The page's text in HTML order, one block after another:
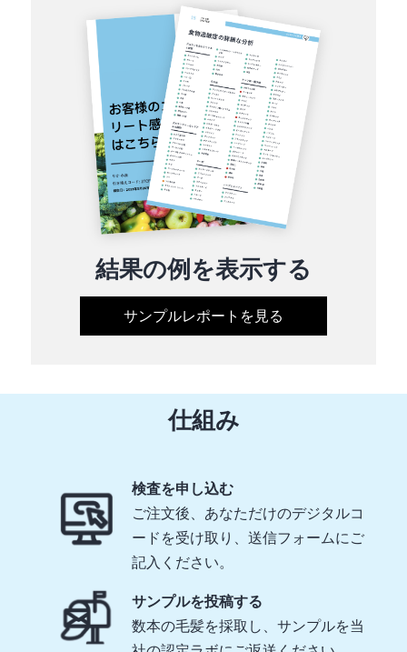
結果の例を表示する
サンプルレポートを見る
仕組み
検査を申し込む
ご注文後、あなただけのデジタルコ
ードを受け取り、送信フォームにご
記入ください。
サンプルを投稿する
数本の毛髪を採取し、サンプルを当